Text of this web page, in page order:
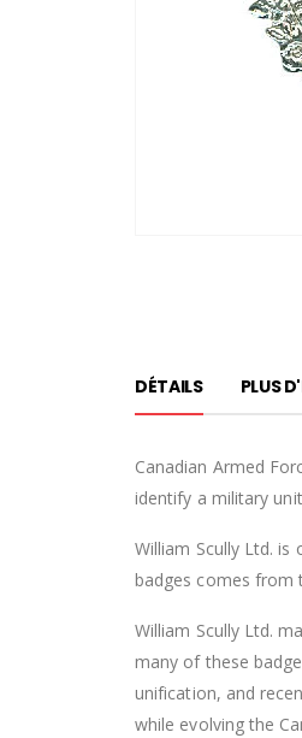
Galerie
d’images
DÉTAILS
Canadian Armed
identify a military
William Scully Ltd.
badges comes from
William Scully Ltd.
many of these
unification, and
while evolving the
PLUS